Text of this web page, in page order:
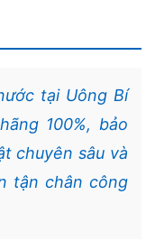
tại Uông Bí
100%, bảo
chuyên sâu và
tận chân công